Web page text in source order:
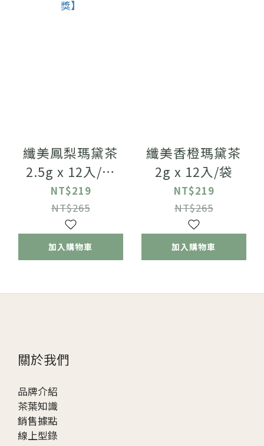
纖美鳳梨瑪黛茶
2.5g x 12入/袋
【國際ITI風味絕佳
獎】
NT$219
NT$265
加入購物車
纖美香橙瑪黛茶
2g x 12入/袋
NT$219
NT$265
加入購物車
關於我們
品牌介紹
茶葉知識
銷售據點
線上型錄